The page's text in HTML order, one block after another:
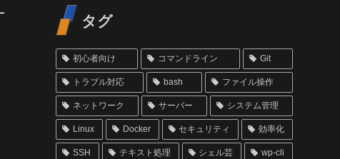
タグ
初心者向け コマンドライン Git
トラブル対応 bash ファイル操作
ネットワーク サーバー システム管理
Linux Docker セキュリティ 効率化
SSH テキスト処理 シェル芸 wp-cli